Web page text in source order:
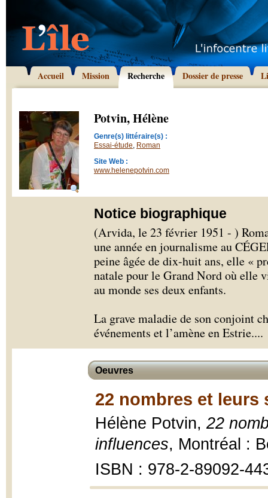
Accueil Mission Recherche Dossier de presse
Potvin, Hélène
Genre(s) littéraire(s) :
Essai-étude, Roman
Site Web :
www.helenepotvin.com
Notice biographique
(Arvida, le 23 février 1951 - )
une année en journalisme au
peine âgée de dix-huit ans, elle «
natale pour le Grand Nord où elle
au monde ses deux enfants.
La grave maladie de son conjoint
événements et l’amène en Estrie....
Oeuvres
22 nombres et leurs
Hélène Potvin, 22
influences, Montréal :
ISBN : 978-2-89092-